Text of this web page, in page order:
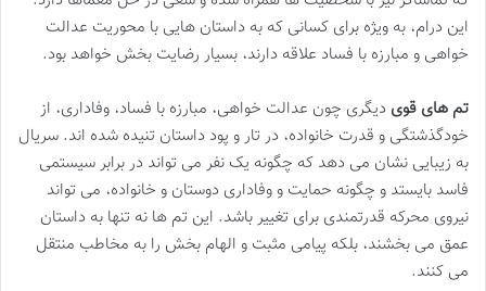
این درام، به ویژه برای کسانی که به داستان هایی با محوریت عدالت
خواهی و مبارزه با فساد علاقه دارند، بسیار رضایت بخش خواهد بود.
تم های قوی دیگری چون عدالت خواهی، مبارزه با فساد، وفاداری، از
خودگذشتگی و قدرت خانواده، در تار و پود داستان تنیده شده اند. سریال
به زیبایی نشان می دهد که چگونه یک نفر می تواند در برابر سیستمی
فاسد بایستد و چگونه حمایت و وفاداری دوستان و خانواده، می تواند
نیروی محرکه قدرتمندی برای تغییر باشد. این تم ها نه تنها به داستان
عمق می بخشند، بلکه پیامی مثبت و الهام بخش را به مخاطب منتقل
می کنند.